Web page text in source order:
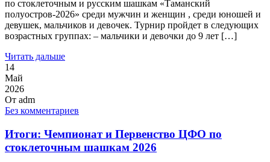
по стоклеточным и русским шашкам «Таманский
полуостров-2026» среди мужчин и женщин , среди юношей и
девушек, мальчиков и девочек. Турнир пройдет в следующих
возрастных группах: – мальчики и девочки до 9 лет […]
Читать дальше
14
Май
2026
От adm
Без комментариев
Итоги: Чемпионат и Первенство ЦФО по
стоклеточным шашкам 2026